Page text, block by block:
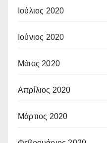
Ιούλιος 2020
Ιούνιος 2020
Μάιος 2020
Απρίλιος 2020
Μάρτιος 2020